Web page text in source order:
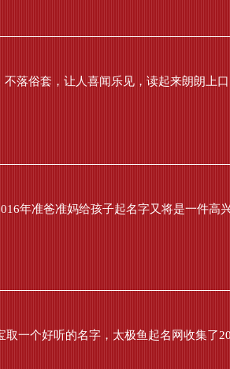
落俗套，让人喜闻乐见，读起来朗朗上
年准爸准妈给孩子起名字又将是一件高
一个好听的名字，太极鱼起名网收集了